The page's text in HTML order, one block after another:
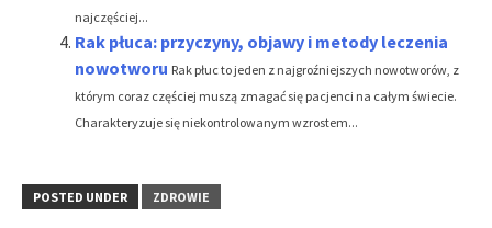
najczęściej...
Rak płuca: przyczyny, objawy i metody leczenia
nowotworu Rak płuc to jeden z najgroźniejszych nowotworów, z
którym coraz częściej muszą zmagać się pacjenci na całym świecie.
Charakteryzuje się niekontrolowanym wzrostem...
POSTED UNDER ZDROWIE